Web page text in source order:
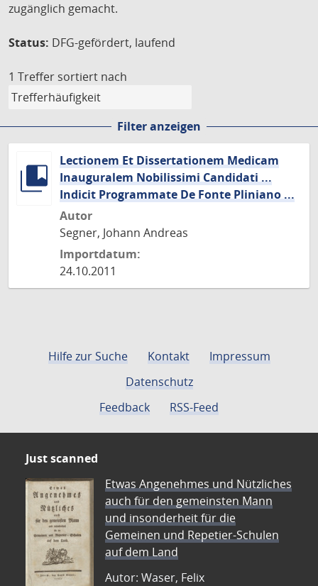
zugänglich gemacht.
Status: DFG-gefördert, laufend
1 Treffer sortiert nach
Filter anzeigen
Lectionem Et Dissertationem Medicam
Inauguralem Nobilissimi Candidati ...
Indicit Programmate De Fonte Pliniano ...
Autor
Segner, Johann Andreas
Importdatum:
24.10.2011
Hilfe zur Suche Kontakt
Impressum
Datenschutz
Feedback
RSS-Feed
Just scanned
Etwas Angenehmes und Nützliches
auch für den gemeinsten Mann
und insonderheit für die
Gemeinen und Repetier-Schulen
auf dem Land
Autor: Waser, Felix